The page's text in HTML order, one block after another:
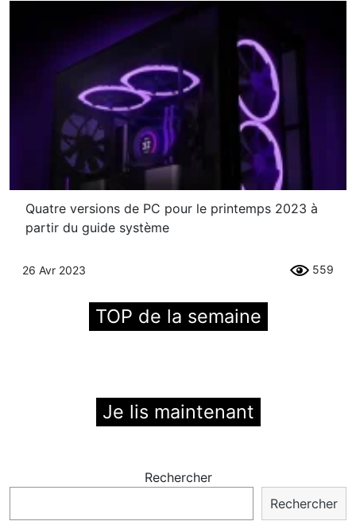
Quatre versions de PC pour le printemps 2023 à
partir du guide système
26 Avr 2023 559
TOP de la semaine
Je lis maintenant
Rechercher
Rechercher